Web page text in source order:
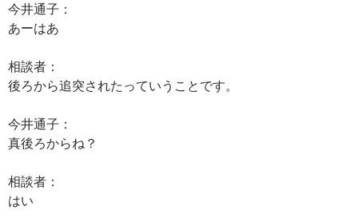
今井通子：
あーはあ
相談者：
後ろから追突されたっていうことです。
今井通子：
真後ろからね？
相談者：
はい